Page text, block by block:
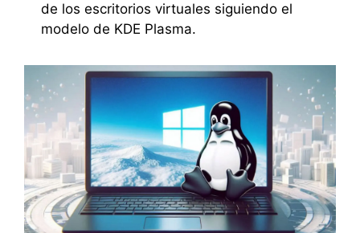
de los escritorios virtuales siguiendo el
modelo de KDE Plasma.